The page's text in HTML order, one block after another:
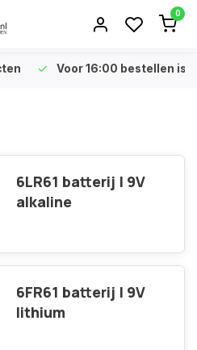
0
Voor 16:00 bestellen is
6LR61 batterij | 9V
alkaline
6FR61 batterij | 9V
lithium